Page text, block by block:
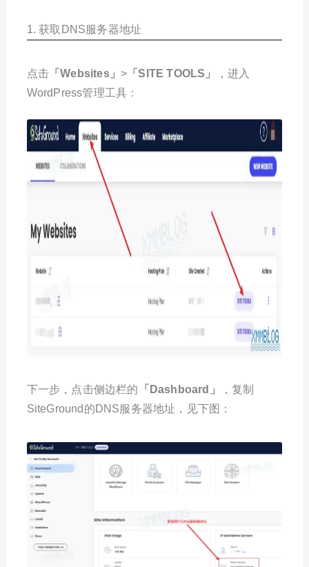
1. 获取DNS服务器地址
点击 「Websites」> 「SITE TOOLS」
，进入
WordPress管理工具：
下一步，点击侧边栏的 「Dashboard」
，复制
SiteGround的DNS服务器地址，见下图：